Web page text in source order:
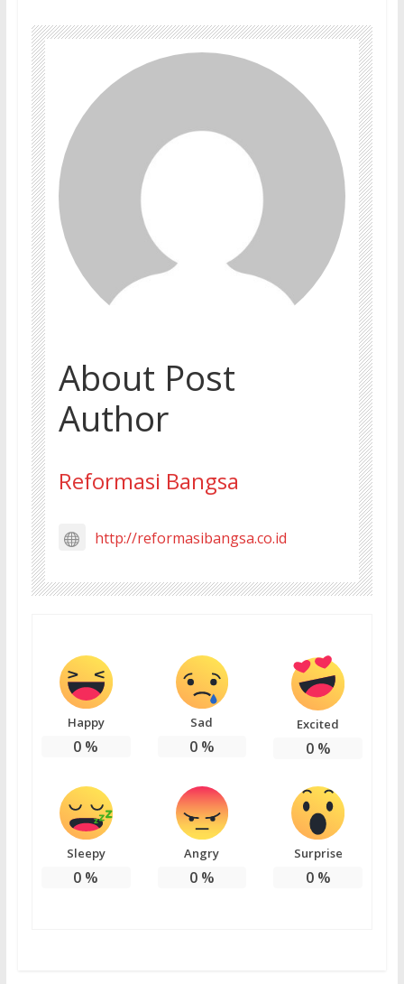
About Post
Author
Reformasi Bangsa
http://reformasibangsa.co.id
Happy
0 %
Sad
0%
Excited
0%
Sleepy
0 %
Angry
0%
Surprise
0%